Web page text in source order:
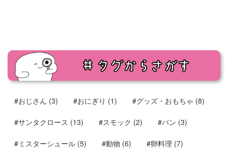
#おじさん (3) #おにぎり (1) #グッズ・おもちゃ (8)
#サンタクロース (13) #スモック (2) #パン (3)
#ミスターシュール (5) #動物 (6) #卵料理 (7)